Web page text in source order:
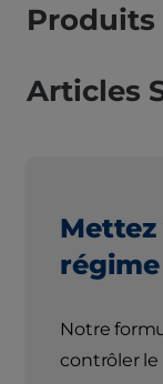
Produits
Articles
Notre
contrôler le